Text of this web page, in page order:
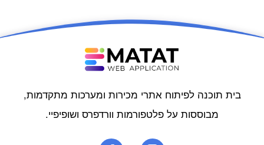
בית תוכנה לפיתוח אתרי מכירות ומערכות מתקדמות,
מבוססות על פלטפורמות וורדפרס ושופיפיי.